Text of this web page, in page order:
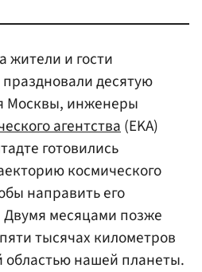
жители и гости
десятую
Москвы, инженеры
агентства (EKA)
готовились
космического
направить его
Двумя месяцами позже
тысячах километров
нашей планеты.